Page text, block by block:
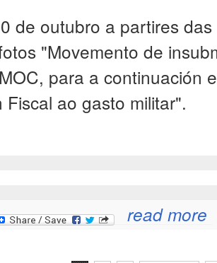
de outubro a partires
"Movemento de
para a continuación
Fiscal ao gasto militar".
read more